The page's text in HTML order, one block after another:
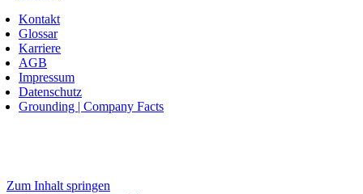
Kontakt
Glossar
Karriere
AGB
Impressum
Datenschutz
Grounding | Company Facts
Zum Inhalt springen